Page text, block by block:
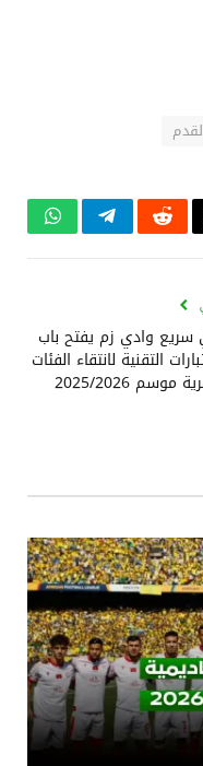
رديت تيلقرام
سريع وادي زم يفتح باب
التقنية لانتقاء الفئات
موسم 2025/2026